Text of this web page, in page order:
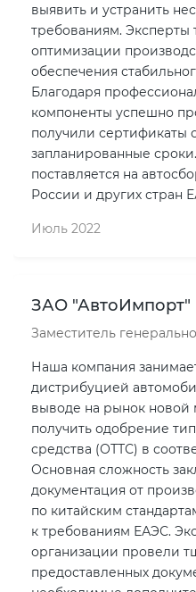
выявить и устранить
требованиям. Эксперты
оптимизации
обеспечения
Благодаря
компоненты успешно
получили сертификаты
запланированные
поставляется на
России и других стран
Июль 2022
ЗАО "АвтоИмпорт"
Заместитель
Наша компания
дистрибуцией
выводе на рынок новой
получить одобрение
средства (ОТТС) в
Основная сложность
документация от
по китайским
к требованиям ЕАЭС.
организации провели
предоставленных